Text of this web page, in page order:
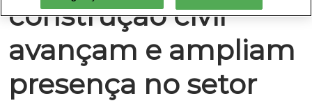
construção civil
avançam e ampliam
presença no setor